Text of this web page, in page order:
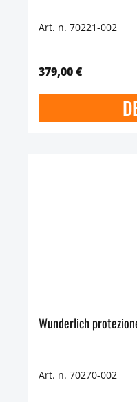
Art. n. 70221-002
379,00 €
Wunderlich
Art. n. 70270-002